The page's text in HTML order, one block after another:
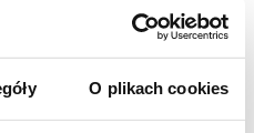
O plikach cookies
od melasy w przypadku
używa się
smak i charakter tych
kojarzyć się z